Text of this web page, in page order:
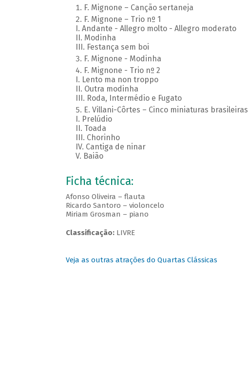
F. Mignone – Canção sertaneja
F. Mignone – Trio nº 1
I. Andante - Allegro molto - Allegro moderato
II. Modinha
III. Festança sem boi
F. Mignone - Modinha
F. Mignone - Trio nº 2
I. Lento ma non troppo
II. Outra modinha
III. Roda, Intermédio e Fugato
E. Villani-Côrtes – Cinco miniaturas brasileiras
I. Prelúdio
II. Toada
III. Chorinho
IV. Cantiga de ninar
V. Baião
Ficha técnica:
Afonso Oliveira – flauta
Ricardo Santoro – violoncelo
Miriam Grosman – piano
Classificação:LIVRE
Veja as outras atrações do Quartas Clássicas